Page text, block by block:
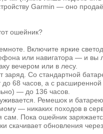
Garmin — оно
ошейник?
Включите яркие
или навигатора — и вы
вечером или в лесу.
заряд. Со стандартной
до 68 часов, а с
— до 136 часов.
Ремешок и
— никаких походов в
сам. Пока ошейник
скачивает обновления через